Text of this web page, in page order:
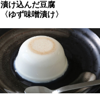
漬け込んだ豆腐
〈ゆず味噌漬け〉